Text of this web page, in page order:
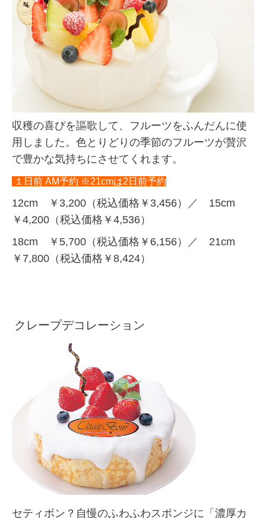
収穫の喜びを謳歌して、フルーツをふんだんに使
用しました。色とりどりの季節のフルーツが贅沢
で豊かな気持ちにさせてくれます。
１日前 AM予約 ※21cmは2日前予約
12cm ￥3,200（税込価格￥3,456）／ 15cm
￥4,200（税込価格￥4,536）
18cm ￥5,700（税込価格￥6,156）／ 21cm
￥7,800（税込価格￥8,424）
クレープデコレーション
セティボン？自慢のふわふわスポンジに「濃厚カ